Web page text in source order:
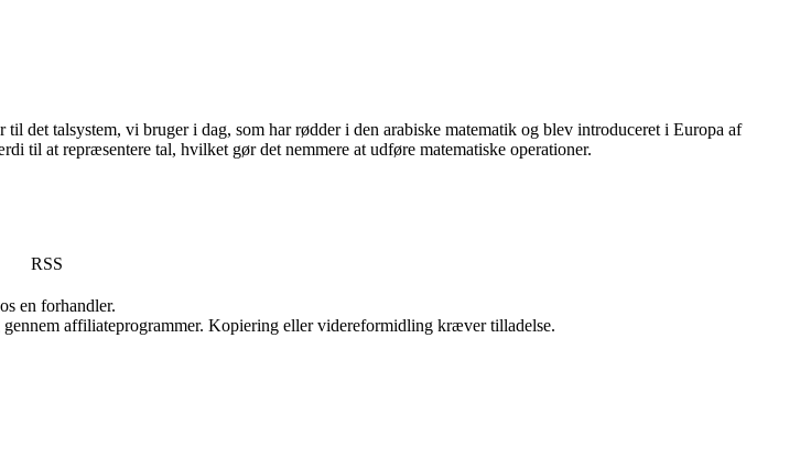
det talsystem, vi bruger i dag, som har rødder i den arabiske matematik og blev introduceret i Europa af
til at repræsentere tal, hvilket gør det nemmere at udføre matematiske operationer.
RSS
en forhandler.
affiliateprogrammer. Kopiering eller videreformidling kræver tilladelse.